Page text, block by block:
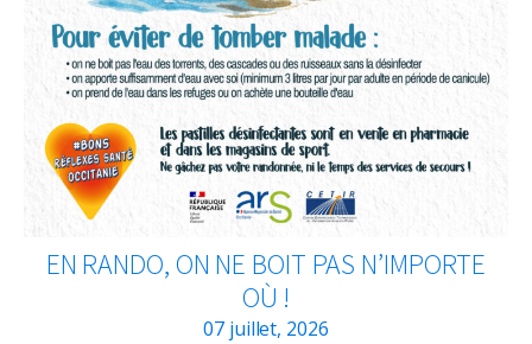
EN RANDO, ON NE BOIT PAS N’IMPORTE
OÙ !
07 juillet, 2026